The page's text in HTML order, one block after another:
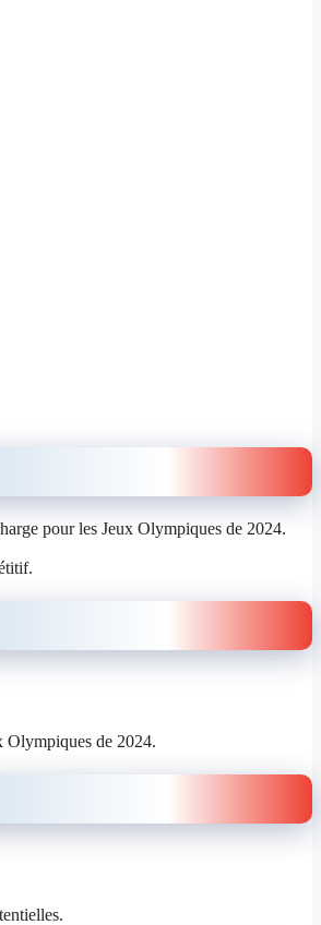
pour les Jeux Olympiques de 2024.
Olympiques de 2024.